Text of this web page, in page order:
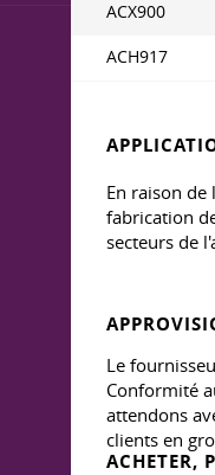
ACX900
ACH917
En raison de
fabrication
secteurs de
Le
Conformité
attendons
clients en
ACHETER,